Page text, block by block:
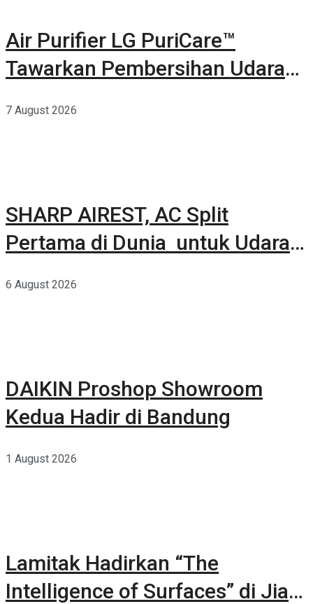
Air Purifier LG PuriCare™
Tawarkan Pembersihan Udara
7 August 2026
SHARP AIREST, AC Split
Pertama di Dunia untuk Udara
6 August 2026
DAIKIN Proshop Showroom
Kedua Hadir di Bandung
1 August 2026
Lamitak Hadirkan “The
Intelligence of Surfaces” di Jia